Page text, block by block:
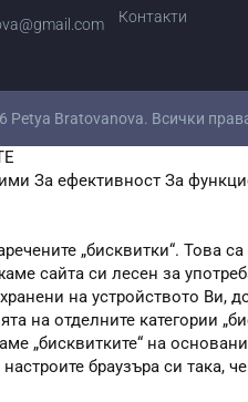
Контакти
Petya Bratovanova. Всички
За ефективност За
„бисквитки“. Това
сайта си лесен за
на устройството
на отделните категории
„бисквитките“ на
браузъра си